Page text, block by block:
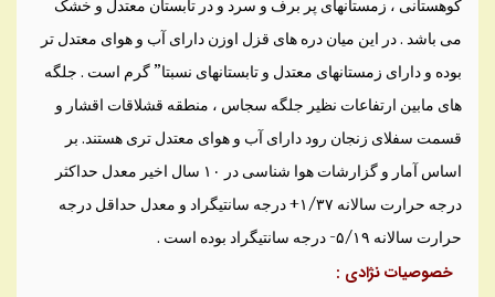
کوهستانی ، زمستانهای پر برف و سرد و در تابستان معتدل و خشک
می باشد . در اين ميان دره های قزل اوزن دارای آب و هوای معتدل تر
بوده و دارای زمستانهای معتدل و تابستانهای نسبتا” گرم است . جلگه
های مابين ارتفاعات نظير جلگه سجاس ، منطقه قشلاقات اقشار و
قسمت سفلای زنجان رود دارای آب و هوای معتدل تری هستند. بر
اساس آمار و گزارشات هوا شناسی در ۱۰ سال اخير معدل حداکثر
درجه حرارت سالانه ۱/۳۷+ درجه سانتيگراد و معدل حداقل درجه
حرارت سالانه ۵/۱۹- درجه سانتيگراد بوده است .
خصوصيات نژادی :